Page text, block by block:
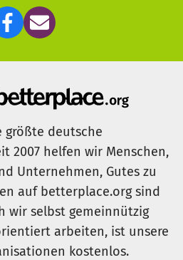
größte deutsche
2007 helfen wir Menschen,
Unternehmen, Gutes zu
auf betterplace.org sind
wir selbst gemeinnützig
arbeiten, ist unsere
kostenlos.